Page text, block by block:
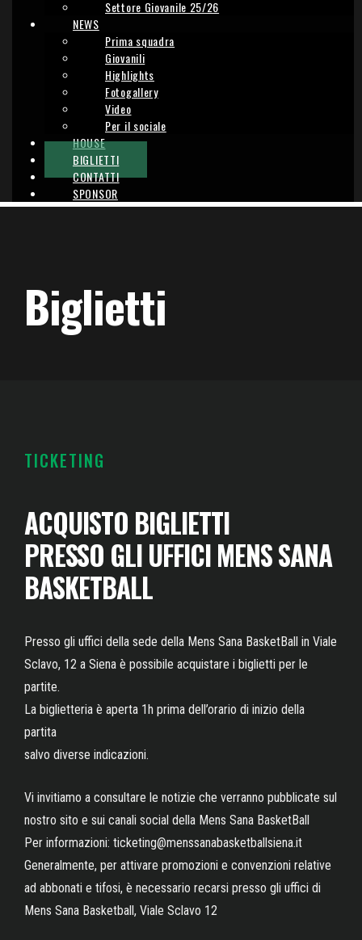
Settore Giovanile 25/26
NEWS
Prima squadra
Giovanili
Highlights
Fotogallery
Video
Per il sociale
HOUSE
BIGLIETTI
CONTATTI
SPONSOR
Biglietti
TICKETING
ACQUISTO BIGLIETTI
PRESSO GLI UFFICI MENS SANA
BASKETBALL
Presso gli uffici della sede della Mens Sana BasketBall in Viale
Sclavo, 12 a Siena è possibile acquistare i biglietti per le
partite.
La biglietteria è aperta 1h prima dell’orario di inizio della
partita
salvo diverse indicazioni.
Vi invitiamo a consultare le notizie che verranno pubblicate sul
nostro sito e sui canali social della Mens Sana BasketBall
Per informazioni: ticketing@menssanabasketballsiena.it
Generalmente, per attivare promozioni e convenzioni relative
ad abbonati e tifosi, è necessario recarsi presso gli uffici di
Mens Sana Basketball, Viale Sclavo 12